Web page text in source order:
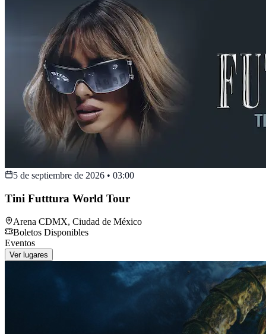
5 de septiembre de 2026 • 03:00
Tini Futttura World Tour
Arena CDMX, Ciudad de México
Boletos Disponibles
Eventos
Ver lugares